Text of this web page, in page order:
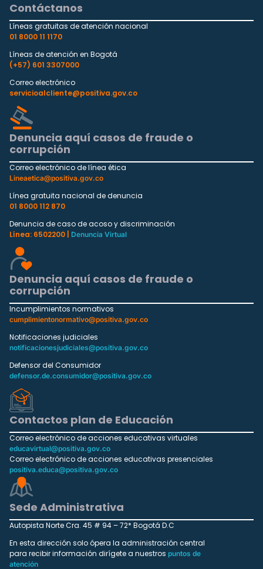
Contáctanos
Líneas gratuitas de atención nacional
01 8000 11 1170
Líneas de atención en Bogotá
(+57) 601 3307000
Correo electrónico
servicioalcliente@positiva.gov.co
Denuncia aquí casos de fraude o
corrupción
Correo electrónico de línea ética
Lineaetica@positiva.gov.co
Línea gratuita nacional de denuncia
01 8000 112 870
Denuncia de caso de acoso y discriminación
Línea: 6502200 |
Denuncia Virtual
Denuncia aquí casos de fraude o
corrupción
Incumplimientos normativos
cumplimientonormativo@positiva.gov.co
Notificaciones judiciales
notificacionesjudiciales@positiva.gov.co
Defensor del Consumidor
defensor.de.consumidor@positiva.gov.co
Contactos plan de Educación
Correo electrónico de acciones educativas virtuales
educavirtual@positiva.gov.co
Correo electrónico de acciones educativas presenciales
positiva.educa@positiva.gov.co
Sede Administrativa
Autopista Norte Cra. 45 # 94 – 72* Bogotá D.C
En esta dirección solo ópera la administración central
para recibir información dirígete a nuestros puntos de
atención